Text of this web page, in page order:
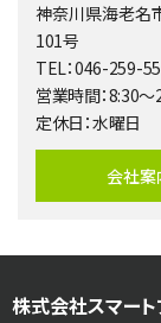
開放感があり日当
第6位
神奈川県海老名
101号
TEL：046-259-
営業時間：8:30～
定休日：水曜日
会社案
株式会社スマー